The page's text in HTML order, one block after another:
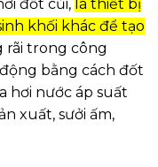
đốt củi, là thiết bị
khối khác để tạo
rãi trong công
bằng cách đốt
hơi nước áp suất
xuất, sưởi ấm,